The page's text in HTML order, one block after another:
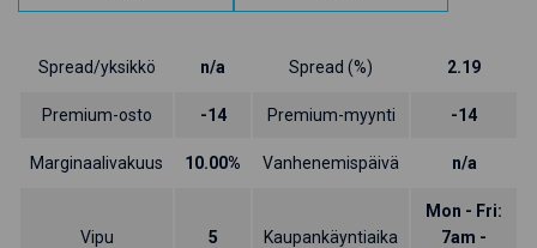
Spread/yksikkö n/a Spread (%) 2.19
Premium-osto -14 Premium-myynti -14
Marginaalivakuus 10.00% Vanhenemispäivä n/a
Vipu 5 Kaupankäyntiaika
Mon - Fri:
7am -